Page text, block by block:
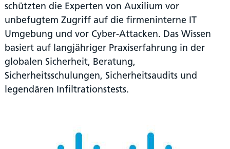
schützten die Experten von Auxilium vor
unbefugtem Zugriff auf die firmeninterne IT
Umgebung und vor Cyber-Attacken. Das Wissen
basiert auf langjähriger Praxiserfahrung in der
globalen Sicherheit, Beratung,
Sicherheitsschulungen, Sicherheitsaudits und
legendären Infiltrationstests.